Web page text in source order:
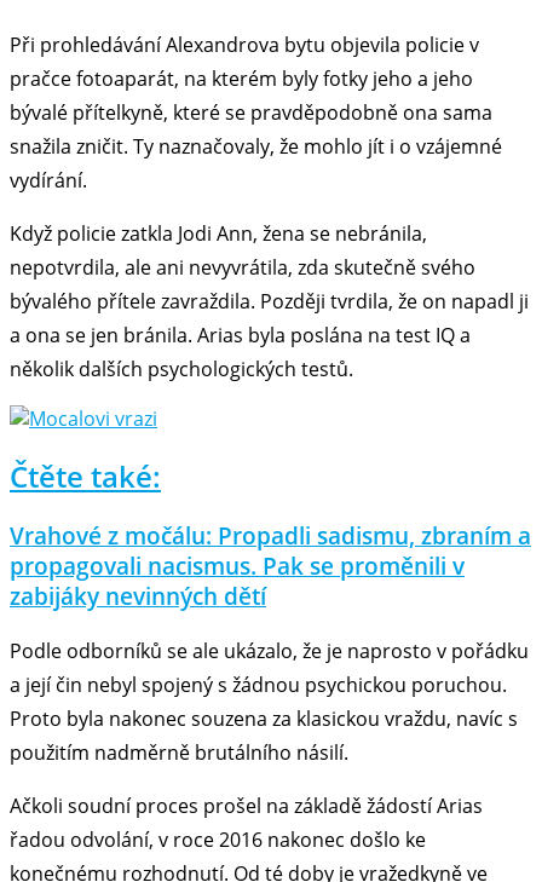
Při prohledávání Alexandrova bytu objevila policie v
pračce fotoaparát, na kterém byly fotky jeho a jeho
bývalé přítelkyně, které se pravděpodobně ona sama
snažila zničit. Ty naznačovaly, že mohlo jít i o vzájemné
vydírání.
Když policie zatkla Jodi Ann, žena se nebránila,
nepotvrdila, ale ani nevyvrátila, zda skutečně svého
bývalého přítele zavraždila. Později tvrdila, že on napadl ji
a ona se jen bránila. Arias byla poslána na test IQ a
několik dalších psychologických testů.
Čtěte také:
Vrahové z močálu: Propadli sadismu, zbraním a
propagovali nacismus. Pak se proměnili v
zabijáky nevinných dětí
Podle odborníků se ale ukázalo, že je naprosto v pořádku
a její čin nebyl spojený s žádnou psychickou poruchou.
Proto byla nakonec souzena za klasickou vraždu, navíc s
použitím nadměrně brutálního násilí.
Ačkoli soudní proces prošel na základě žádostí Arias
řadou odvolání, v roce 2016 nakonec došlo ke
konečnému rozhodnutí. Od té doby je vražedkyně ve